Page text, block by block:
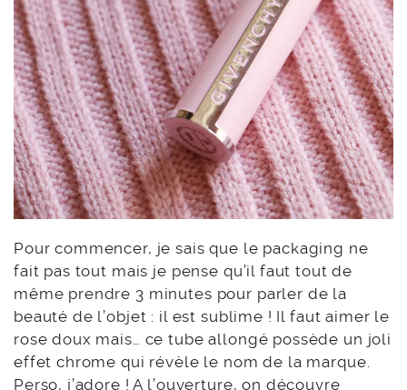
Pour commencer, je sais que le packaging ne
fait pas tout mais je pense qu’il faut tout de
même prendre 3 minutes pour parler de la
beauté de l’objet : il est sublime ! Il faut aimer le
rose doux mais… ce tube allongé possède un joli
effet chrome qui révèle le nom de la marque.
Perso, j’adore ! A l’ouverture, on découvre